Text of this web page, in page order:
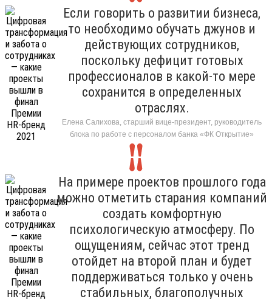
Если говорить о развитии бизнеса,
то необходимо обучать джунов и
действующих сотрудников,
поскольку дефицит готовых
профессионалов в какой-то мере
сохранится в определенных
отраслях.
Елена Салихова, старший вице-президент, руководитель
блока по работе с персоналом банка «ФК Открытие»
На примере проектов прошлого года
можно отметить старания компаний
создать комфортную
психологическую атмосферу. По
ощущениям, сейчас этот тренд
отойдет на второй план и будет
поддерживаться только у очень
стабильных, благополучных